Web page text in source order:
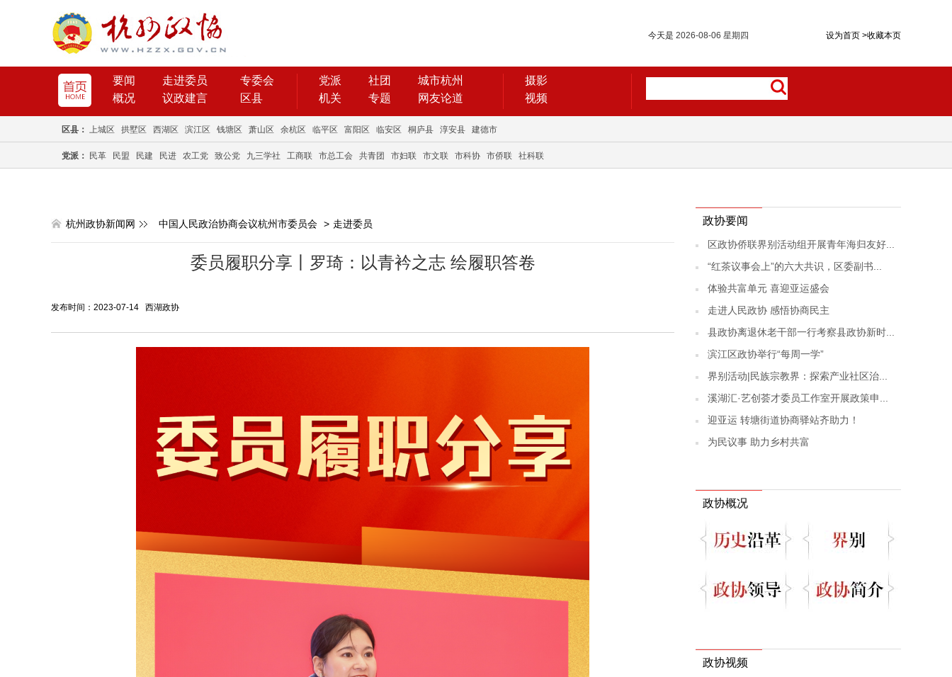
设为首页 >收藏本页
今天是 2026-08-06 星期四
要闻 走进委员
专委会
概况
议政建言 区县
党派 社团
城市杭州
机关
专题 网友论道
摄影
视频
区县： 上城区 拱墅区 西湖区 滨江区 钱塘区 萧山区 余杭区 临平区 富阳区 临安区 桐庐县 淳安县 建德市
党派： 民革 民盟 民建 民进 农工党 致公党 九三学社 工商联 市总工会 共青团 市妇联 市文联 市科协 市侨联 社科联
杭州政协新闻网 中国人民政治协商会议杭州市委员会 > 走进委员
委员履职分享丨罗琦：以青衿之志 绘履职答卷
发布时间：2023-07-14 西湖政协
政协要闻
区政协侨联界别活动组开展青年海归友好...
“红茶议事会上”的六大共识，区委副书...
体验共富单元 喜迎亚运盛会
走进人民政协 感悟协商民主
县政协离退休老干部一行考察县政协新时...
滨江区政协举行“每周一学”
界别活动|民族宗教界：探索产业社区治...
溪湖汇·艺创荟才委员工作室开展政策申...
迎亚运 转塘街道协商驿站齐助力！
为民议事 助力乡村共富
政协概况
政协视频